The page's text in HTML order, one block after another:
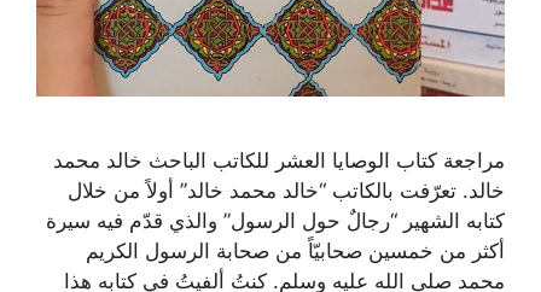
مراجعة كتاب الوصايا العشر للكاتب الباحث خالد محمد
خالد. تعرّفت بالكاتب “خالد محمد خالد” أولاً من خلال
كتابه الشهير “رجالٌ حول الرسول” والذي قدّم فيه سيرة
أكثر من خمسين صحابيّاً من صحابة الرسول الكريم
محمد صلى الله عليه وسلم. كنتُ ألفيتُ في كتابه هذا